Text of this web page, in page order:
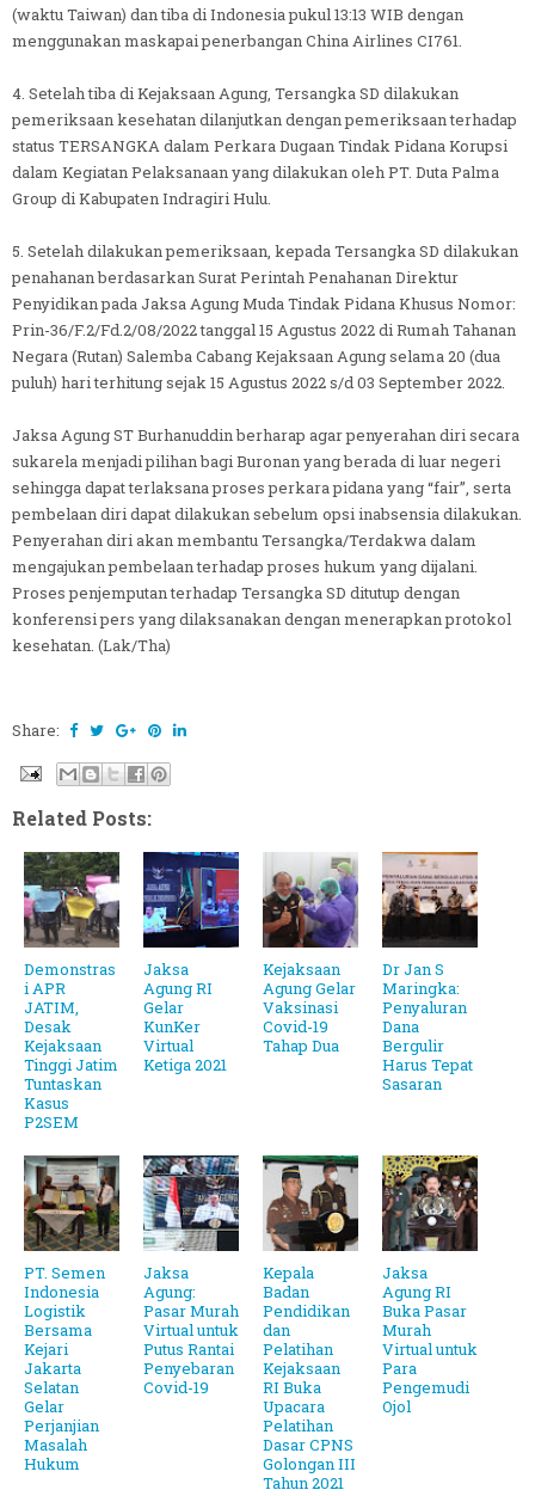
(waktu Taiwan) dan tiba di Indonesia pukul 13:13 WIB dengan
menggunakan maskapai penerbangan China Airlines CI761.
4. Setelah tiba di Kejaksaan Agung, Tersangka SD dilakukan
pemeriksaan kesehatan dilanjutkan dengan pemeriksaan terhadap
status TERSANGKA dalam Perkara Dugaan Tindak Pidana Korupsi
dalam Kegiatan Pelaksanaan yang dilakukan oleh PT. Duta Palma
Group di Kabupaten Indragiri Hulu.
5. Setelah dilakukan pemeriksaan, kepada Tersangka SD dilakukan
penahanan berdasarkan Surat Perintah Penahanan Direktur
Penyidikan pada Jaksa Agung Muda Tindak Pidana Khusus Nomor:
Prin-36/F.2/Fd.2/08/2022 tanggal 15 Agustus 2022 di Rumah Tahanan
Negara (Rutan) Salemba Cabang Kejaksaan Agung selama 20 (dua
puluh) hari terhitung sejak 15 Agustus 2022 s/d 03 September 2022.
Jaksa Agung ST Burhanuddin berharap agar penyerahan diri secara
sukarela menjadi pilihan bagi Buronan yang berada di luar negeri
sehingga dapat terlaksana proses perkara pidana yang “fair”, serta
pembelaan diri dapat dilakukan sebelum opsi inabsensia dilakukan.
Penyerahan diri akan membantu Tersangka/Terdakwa dalam
mengajukan pembelaan terhadap proses hukum yang dijalani.
Proses penjemputan terhadap Tersangka SD ditutup dengan
konferensi pers yang dilaksanakan dengan menerapkan protokol
kesehatan. (Lak/Tha)
Share:
Related Posts:
Demonstras
i APR
JATIM,
Desak
Kejaksaan
Tinggi Jatim
Tuntaskan
Kasus
P2SEM
Jaksa
Agung RI
Gelar
KunKer
Virtual
Ketiga 2021
Kejaksaan
Agung Gelar
Vaksinasi
Covid-19
Tahap Dua
Dr Jan S
Maringka:
Penyaluran
Dana
Bergulir
Harus Tepat
Sasaran
PT. Semen
Indonesia
Logistik
Bersama
Kejari
Jakarta
Selatan
Gelar
Perjanjian
Masalah
Hukum
Jaksa
Agung:
Pasar Murah
Virtual untuk
Putus Rantai
Penyebaran
Covid-19
Kepala
Badan
Pendidikan
dan
Pelatihan
Kejaksaan
RI Buka
Upacara
Pelatihan
Dasar CPNS
Golongan III
Tahun 2021
Jaksa
Agung RI
Buka Pasar
Murah
Virtual untuk
Para
Pengemudi
Ojol